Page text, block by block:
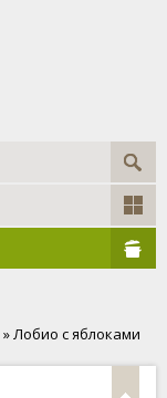
» Лобио с яблоками